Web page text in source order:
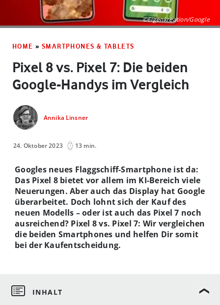
©Eigenkreation/Google
HOME » SMARTPHONES & TABLETS
Pixel 8 vs. Pixel 7: Die beiden
Google-Handys im Vergleich
Annika Linsner
24. Oktober 2023 13 min.
Googles neues Flaggschiff-Smartphone ist da:
Das Pixel 8 bietet vor allem im KI-Bereich viele
Neuerungen. Aber auch das Display hat Google
überarbeitet. Doch lohnt sich der Kauf des
neuen Modells – oder ist auch das Pixel 7 noch
ausreichend? Pixel 8 vs. Pixel 7: Wir vergleichen
die beiden Smartphones und helfen Dir somit
bei der Kaufentscheidung.